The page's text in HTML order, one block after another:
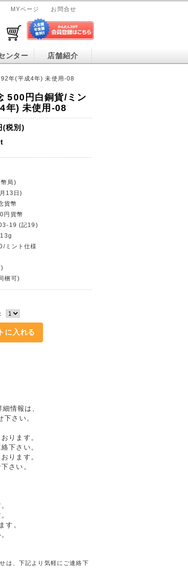
MYページ お問合せ
ンター 店舗紹介
年(平成4年) 未使用-08
500円白銅貨/ミン
年) 未使用-08
(税別)
局)
13日)
貨幣
円貨幣
19 (記19)
ミント仕様
梱可)
情報は、
さい。
ります。
下さい。
ります。
さい。
す。
は、下記より気軽にご連絡下